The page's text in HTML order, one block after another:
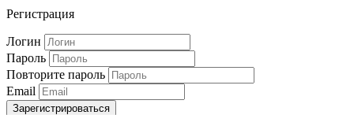
Регистрация
Логин
Пароль
Повторите пароль
Email
Зарегистрироваться